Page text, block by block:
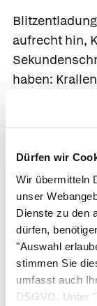
Dürfen wir
Wir übermitteln
unser
Dienste zu den
dürfen,
"Auswahl
stimmen Sie
umfasst auch
DSGVO. Unter
aufrecht hin,
haben:
fest –
verkrampfen
Anspannung
mit einem
„in alle
Die kalte
Situationen
zu eskalieren